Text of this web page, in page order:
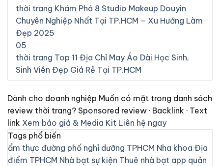
thời trang Khám Phá 8 Studio Makeup Douyin
Chuyên Nghiệp Nhất Tại TP.HCM – Xu Hướng Làm
Đẹp 2025
05
thời trang Top 11 Địa Chỉ May Áo Dài Học Sinh,
Sinh Viên Đẹp Giá Rẻ Tại TP.HCM
Dành cho doanh nghiệp Muốn có mặt trong danh sách
review thời trang? Sponsored review · Backlink · Text
link Xem báo giá & Media Kit Liên hệ ngay
Tags phổ biến
ẩm thực đường phố nghỉ dưỡng TPHCM Nha khoa Địa
điểm TPHCM Nhà bạt sự kiện Thuê nhà bạt app quản